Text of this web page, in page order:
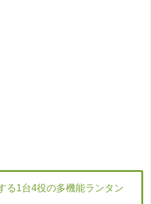
る1台4役の多機能ランタン